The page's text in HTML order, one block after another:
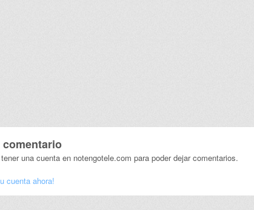
comentario
una cuenta en notengotele.com para poder dejar comentarios.
cuenta ahora!